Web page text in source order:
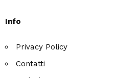
Info
Privacy Policy
Contatti